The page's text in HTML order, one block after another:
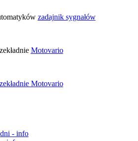
zadajnik sygnałów
Motovario
Motovario
- info